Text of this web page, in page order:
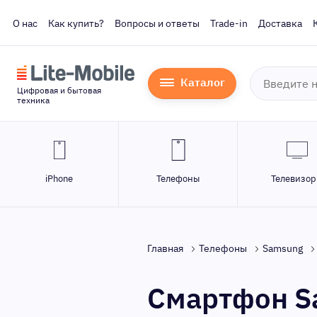
О нас Как купить? Вопросы и ответы Trade-in Доставка
Цифровая и бытовая
техника
Каталог
iPhone Телефоны
Главная Телефоны Samsung
Смартфон